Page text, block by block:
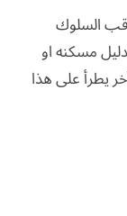
السلوك
مسكنه او
يطرأ على هذا